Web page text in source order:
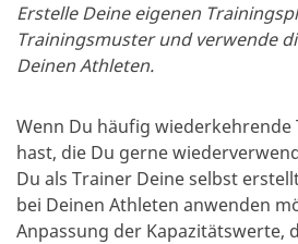
Erstelle Deine eigenen
Trainingsmuster und verwende
Deinen Athleten.
Wenn Du häufig
hast, die Du gerne
Du als Trainer Deine selbst
bei Deinen Athleten anwenden
Anpassung der Kapazitätswerte,